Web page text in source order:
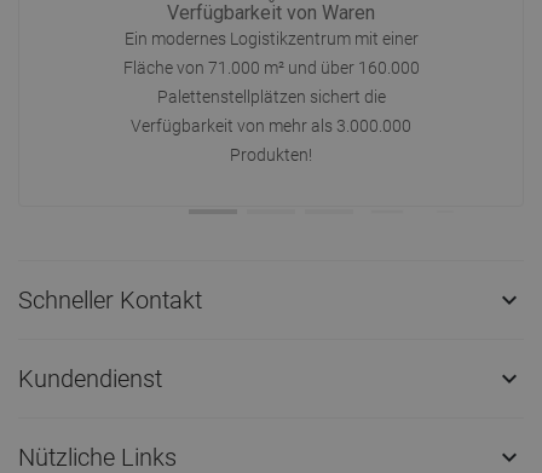
Verfügbarkeit von Waren
Ein modernes Logistikzentrum mit einer
Fläche von 71.000 m² und über 160.000
Palettenstellplätzen sichert die
Verfügbarkeit von mehr als 3.000.000
Produkten!
Schneller Kontakt 
Kundendienst 
Nützliche Links 